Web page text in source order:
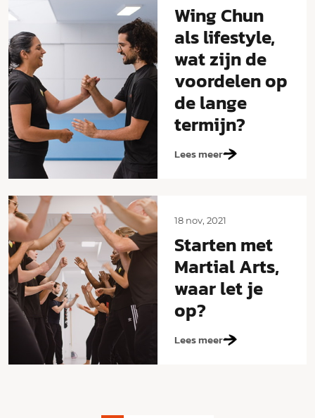
Wing Chun
als lifestyle,
wat zijn de
voordelen op
de lange
termijn?
Lees meer
18 nov, 2021
Starten met
Martial Arts,
waar let je
op?
Lees meer